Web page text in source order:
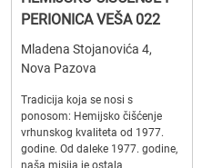
PERIONICA VEŠA 022
Mladena Stojanovića 4,
Nova Pazova
Tradicija koja se nosi s
ponosom: Hemijsko čišćenje
vrhunskog kvaliteta od 1977.
godine. Od daleke 1977. godine,
naša misija je ostala